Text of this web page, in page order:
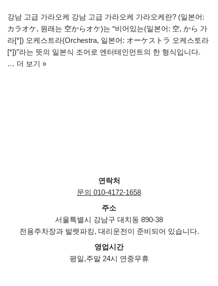
강남 고급 가라오케 강남 고급 가라오케 가라오케란? (일본어:
カラオケ, 원래는 空からオケ)는 “비어있는(일본어: 空, から 가
라[*]) 오케스트라(Orchestra, 일본어: オーケストラ 오케스토라
[*])”라는 뜻의 일본식 조어로 엔터테인먼트의 한 형식입니다.
… 더 보기 »
연락처
문의 010-4172-1658
주소
서울특별시 강남구 대치동 890-38
전용주차장과 발렛파킹, 대리운전이 준비되어 있습니다.
영업시간
평일,주말 24시 연중무휴